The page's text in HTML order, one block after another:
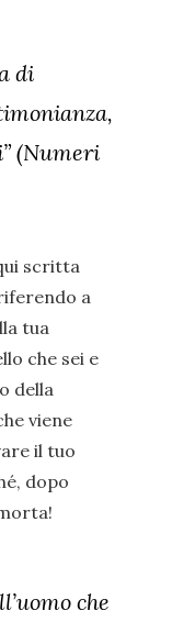
di
(Numeri
scritta
a
tua
che sei e
della
viene
il tuo
dopo
che